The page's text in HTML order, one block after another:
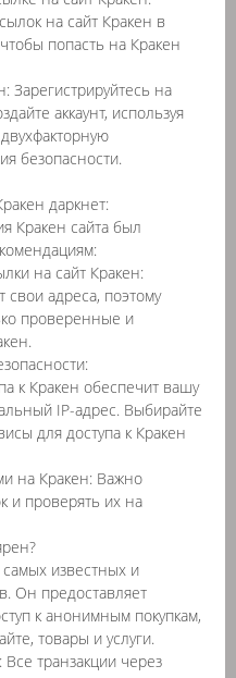
на сайт Кракен в
попасть на Кракен
Зарегистрируйтесь на
аккаунт, используя
безопасности.
даркнет:
Кракен сайта был
на сайт Кракен:
свои адреса, поэтому
проверенные и
к Кракен обеспечит вашу
IP-адрес. Выбирайте
для доступа к Кракен
на Кракен: Важно
и проверять их на
известных и
Он предоставляет
к анонимным покупкам,
товары и услуги.
Все транзакции через